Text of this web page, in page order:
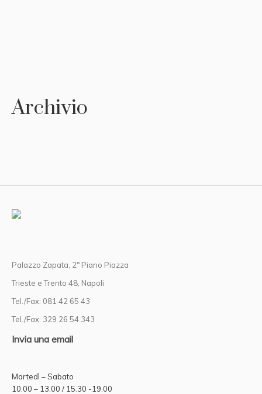
Archivio
Palazzo Zapata, 2° Piano Piazza
Trieste e Trento 48, Napoli
Tel./Fax: 081 42 65 43
Tel./Fax: 329 26 54 343
Invia una email
Martedì – Sabato
10.00 – 13.00 / 15.30 -19.00